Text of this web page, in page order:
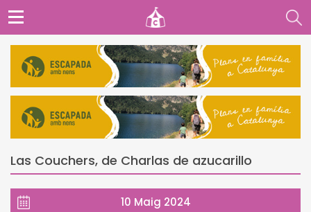
Las Couchers, de Charlas de azucarillo
10 Maig 2024